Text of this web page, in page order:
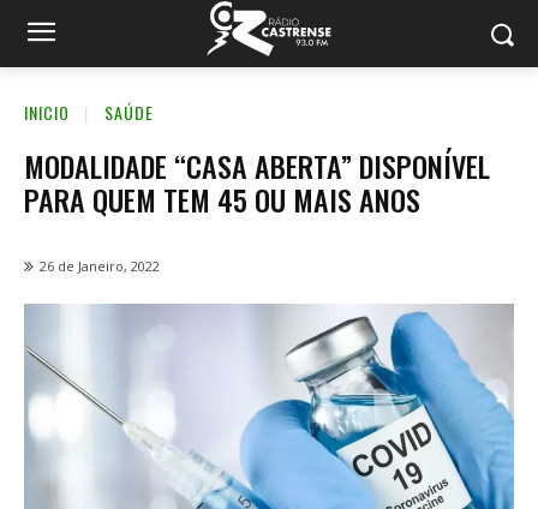
INICIO SAÚDE
MODALIDADE “CASA ABERTA” DISPONÍVEL
PARA QUEM TEM 45 OU MAIS ANOS
26 de Janeiro, 2022